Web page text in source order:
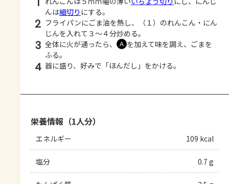
んは細切り にする。
2 フライパンにごま油を熱し、（１）のれんこん・にん
じんを入れて３～４分炒める。
3 全体に火が通ったら、 Ａ を加えて味を調え、ごまを
ふる。
4 器に盛り、好みで「ほんだし」をかける。
栄養情報（1人分）
エネルギー 109 kcal
塩分 0.7 g